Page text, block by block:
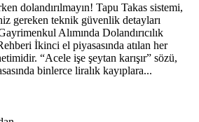
dolandırılmayın! Tapu Takas sistemi,
gereken teknik güvenlik detayları
Alımında Dolandırıcılık
İkinci el piyasasında atılan her
“Acele işe şeytan karışır” sözü,
binlerce liralık kayıplara...